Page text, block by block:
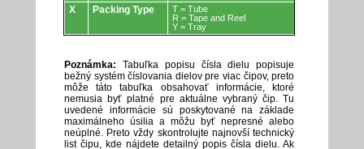
X Packing Type
T = Tube
R = Tape and Reel
Y = Tray
Poznámka: Tabuľka popisu čísla dielu popisuje
bežný systém číslovania dielov pre viac čipov, preto
môže táto tabuľka obsahovať informácie, ktoré
nemusia byť platné pre aktuálne vybraný čip. Tu
uvedené informácie sú poskytované na základe
maximálneho úsilia a môžu byť nepresné alebo
neúplné. Preto vždy skontrolujte najnovší technický
list čipu, kde nájdete detailný popis čísla dielu. Ak